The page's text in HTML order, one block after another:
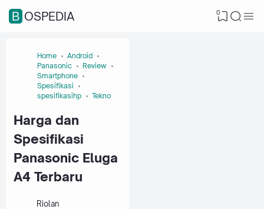
BOSPEDIA 0
Home
Android
Panasonic
Review
Smartphone
Spesifikasi
spesifikasihp
Tekno
Harga dan
Spesifikasi
Panasonic Eluga
A4 Terbaru
Riolan